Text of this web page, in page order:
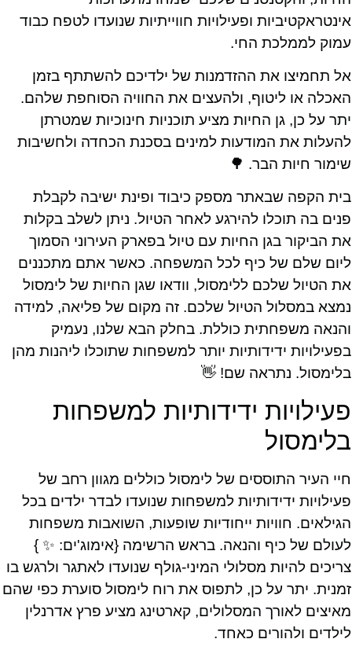
אינטראקטיביות ופעילויות חווייתיות שנועדו לטפח כבוד
עמוק לממלכת החי.
אל תחמיצו את ההזדמנות של ילדיכם להשתתף בזמן
האכלה או ליטוף, ולהעצים את החוויה הסוחפת שלהם.
יתר על כן, גן החיות מציע תוכניות חינוכיות שמטרתן
להעלות את המודעות למינים בסכנת הכחדה ולחשיבות
שימור חיות הבר. 🌳
בית הקפה שבאתר מספק כיבוד ופינת ישיבה לקבלת
פנים בה תוכלו להירגע לאחר הטיול. ניתן לשלב בקלות
את הביקור בגן החיות עם טיול בפארק העירוני הסמוך
ליום שלם של כיף לכל המשפחה. כאשר אתם מתכננים
את הטיול שלכם ללימסול, וודאו שגן החיות של לימסול
נמצא במסלול הטיול שלכם. זה מקום של פליאה, למידה
והנאה משפחתית כוללת. בחלק הבא שלנו, נעמיק
בפעילויות ידידותיות יותר למשפחות שתוכלו ליהנות מהן
בלימסול. נתראה שם! 👋
פעילויות ידידותיות למשפחות
בלימסול
חיי העיר התוססים של לימסול כוללים מגוון רחב של
פעילויות ידידותיות למשפחות שנועדו לבדר ילדים בכל
הגילאים. חוויות ייחודיות שופעות, השואבות משפחות
לעולם של כיף והנאה. בראש הרשימה {אימוג'ים: ✨ }
צריכים להיות מסלולי המיני-גולף שנועדו לאתגר ולרגש בו
זמנית. יתר על כן, לתפוס את רוח לימסול סוערת כפי שהם
מאיצים לאורך המסלולים, קארטינג מציע פרץ אדרנלין
לילדים ולהורים כאחד.